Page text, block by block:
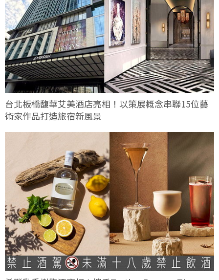
台北板橋馥華艾美酒店亮相！以策展概念串聯15位藝
術家作品打造旅宿新風景